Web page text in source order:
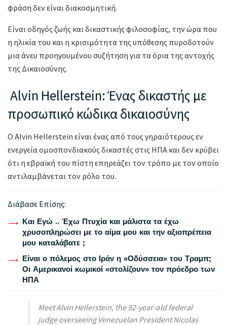
φράση δεν είναι διακοσμητική.
Είναι οδηγός ζωής και δικαστικής φιλοσοφίας, την ώρα που
η ηλικία του και η κρισιμότητα της υπόθεσης πυροδοτούν
μια άνευ προηγουμένου συζήτηση για τα όρια της αντοχής
της Δικαιοσύνης.
Alvin Hellerstein: Ένας δικαστής με
προσωπικό κώδικα δικαιοσύνης
Ο Alvin Hellerstein είναι ένας από τους γηραιότερους εν
ενεργεία ομοσπονδιακούς δικαστές στις ΗΠΑ και δεν κρύβει
ότι η εβραϊκή του πίστη επηρεάζει τον τρόπο με τον οποίο
αντιλαμβάνεται τον ρόλο του.
Διάβασε Επίσης:
Και Εγώ .. Έχω Πτυχία και μάλιστα τα έχω
χρυσοπληρώσει με το αίμα μου και την αξιοπρέπεια
μου καταλάβατε ;
Είναι ο πόλεμος στο Ιράν η «Οδύσσεια» του Τραμπ;
Οι Αμερικανοί κωμικοί «στολίζουν» τον πρόεδρο των
ΗΠΑ
Meet Alvin Hellerstein, the 92-year-old federal
judge overseeing Venezuelan President Nicolas